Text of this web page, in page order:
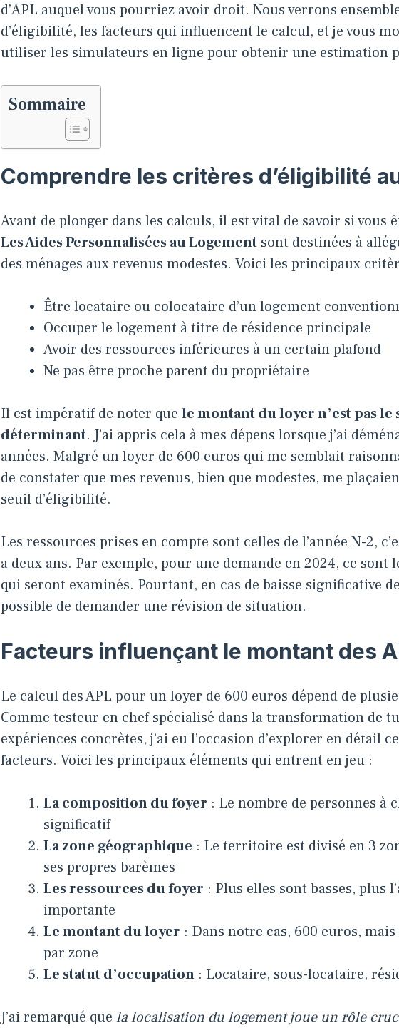
d’APL auquel vous pourriez avoir droit. Nous verrons
d’éligibilité, les facteurs qui influencent le calcul, et je vous
utiliser les simulateurs en ligne pour obtenir une estimation
Sommaire
Comprendre les critères d’éligibilité
Avant de plonger dans les calculs, il est vital de savoir si vous
Les Aides Personnalisées au Logement sont destinées à
des ménages aux revenus modestes. Voici les principaux
Être locataire ou colocataire d’un logement
Occuper le logement à titre de résidence principale
Avoir des ressources inférieures à un certain plafond
Ne pas être proche parent du propriétaire
Il est impératif de noter que le montant du loyer n’est pas le
déterminant. J’ai appris cela à mes dépens lorsque j’ai
années. Malgré un loyer de 600 euros qui me semblait
de constater que mes revenus, bien que modestes, me
seuil d’éligibilité.
Les ressources prises en compte sont celles de l’année N-2,
a deux ans. Par exemple, pour une demande en 2024, ce sont
qui seront examinés. Pourtant, en cas de baisse significative
possible de demander une révision de situation.
Facteurs influençant le montant des
Le calcul des APL pour un loyer de 600 euros dépend de
Comme testeur en chef spécialisé dans la transformation de
expériences concrètes, j’ai eu l’occasion d’explorer en détail
facteurs. Voici les principaux éléments qui entrent en jeu :
La composition du foyer : Le nombre de personnes à
significatif
La zone géographique : Le territoire est divisé en 3
ses propres barèmes
Les ressources du foyer : Plus elles sont basses, plus
importante
Le montant du loyer : Dans notre cas, 600 euros,
par zone
Le statut d’occupation : Locataire, sous-locataire,
J’ai remarqué que la localisation du logement joue un rôle